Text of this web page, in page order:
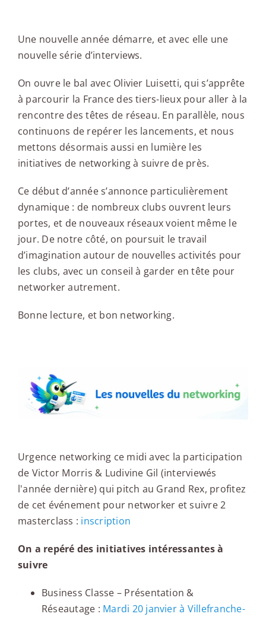
Une nouvelle année démarre, et avec elle une
nouvelle série d’interviews.
On ouvre le bal avec Olivier Luisetti, qui s’apprête
à parcourir la France des tiers-lieux pour aller à la
rencontre des têtes de réseau. En parallèle, nous
continuons de repérer les lancements, et nous
mettons désormais aussi en lumière les
initiatives de networking à suivre de près.
Ce début d’année s’annonce particulièrement
dynamique : de nombreux clubs ouvrent leurs
portes, et de nouveaux réseaux voient même le
jour. De notre côté, on poursuit le travail
d’imagination autour de nouvelles activités pour
les clubs, avec un conseil à garder en tête pour
networker autrement.
Bonne lecture, et bon networking.
Urgence networking ce midi avec la participation
de Victor Morris & Ludivine Gil (interviewés
l'année dernière) qui pitch au Grand Rex, profitez
de cet événement pour networker et suivre 2
masterclass : inscription
On a repéré des initiatives intéressantes à
suivre
Business Classe – Présentation &
Réseautage : Mardi 20 janvier à Villefranche-